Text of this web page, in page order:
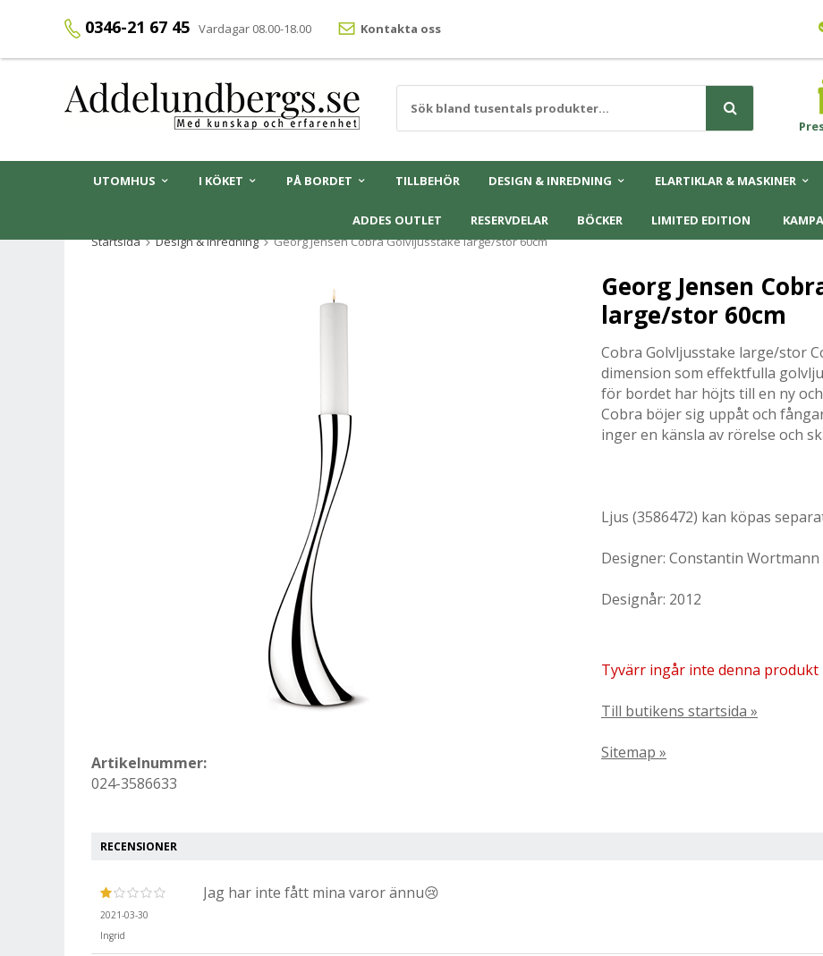
0346-21 67 45 Vardagar 08.00-18.00 Kontakta oss
UTOMHUS I KÖKET PÅ BORDET TILLBEHÖR DESIGN & INREDNING ELARTIKLAR & MASKINER
ADDES OUTLET RESERVDELAR BÖCKER LIMITED EDITION
Startsida
Design & Inredning Georg Jensen Cobra Golvljusstake large/stor 60cm
Georg Jensen
large/stor 60cm
Cobra Golvljusstake large/stor
dimension som effektfulla
för bordet har höjts till en ny
Cobra böjer sig uppåt och
inger en känsla av rörelse och
Ljus (3586472) kan köpas
Designer: Constantin Wortmann
Designår: 2012
Tyvärr ingår inte denna
Till butikens startsida »
Sitemap »
Artikelnummer:
024-3586633
RECENSIONER
2021-03-30
Ingrid
Jag har inte fått mina varor ännu😢